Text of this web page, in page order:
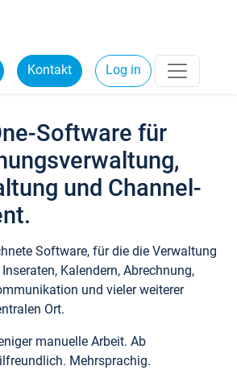
Kontakt Log in
Software für
und Channel-
Software, für die die Verwaltung
Kalendern, Abrechnung,
und vieler weiterer
Ort.
manuelle Arbeit. Ab
Mehrsprachig.